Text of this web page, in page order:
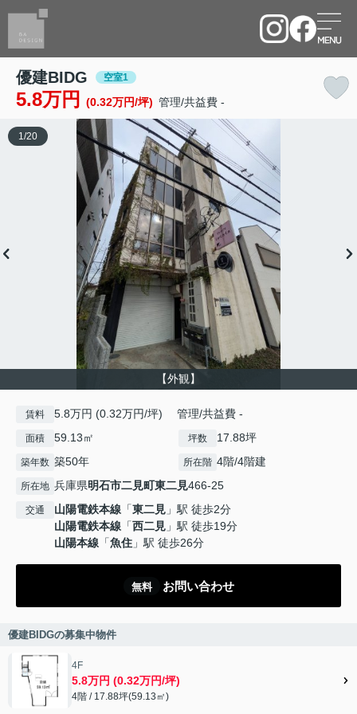
優建BIDG 空室1
5.8万円 (0.32万円/坪) 管理/共益費 -
【外観】
1 /20
賃料 5.8万円 (0.32万円/坪) 管理/共益費 -
面積 59.13㎡ 坪数 17.88坪
築年数 築50年 所在階 4階/4階建
所在地 兵庫県明石市二見町東二見466-25
交通 山陽電鉄本線 「東二見 」駅 徒歩2分
山陽電鉄本線 「西二見 」駅 徒歩19分
山陽本線 「魚住 」駅 徒歩26分
無料 お問い合わせ
優建BIDGの募集中物件
4F
5.8万円 (0.32万円/坪)
4階 / 17.88坪(59.13㎡)